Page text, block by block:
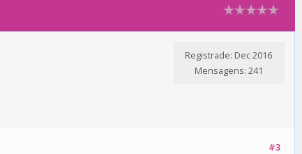
Registrade: Dec 2016
Mensagens: 241
#3